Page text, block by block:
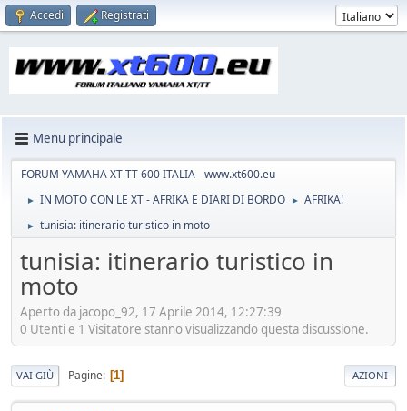
Accedi Registrati
Menu principale
FORUM YAMAHA XT TT 600 ITALIA - www.xt600.eu
► IN MOTO CON LE XT - AFRIKA E DIARI DI BORDO ► AFRIKA!
► tunisia: itinerario turistico in moto
tunisia: itinerario turistico in
moto
Aperto da jacopo_92, 17 Aprile 2014, 12:27:39
0 Utenti e 1 Visitatore stanno visualizzando questa discussione.
VAI GIÙ Pagine 1 AZIONI